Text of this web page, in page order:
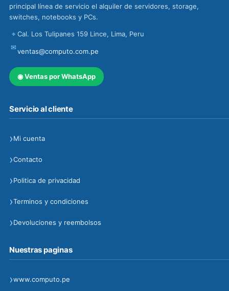
principal línea de servicio el alquiler de servidores, storage,
switches, notebooks y PCs.
⌖ Cal. Los Tulipanes 159 Lince, Lima, Peru
✉ventas@computo.com.pe
◉Ventas por WhatsApp
Servicio al cliente
›Mi cuenta
›Contacto
›Politica de privacidad
›Terminos y condiciones
›Devoluciones y reembolsos
Nuestras paginas
›www.computo.pe